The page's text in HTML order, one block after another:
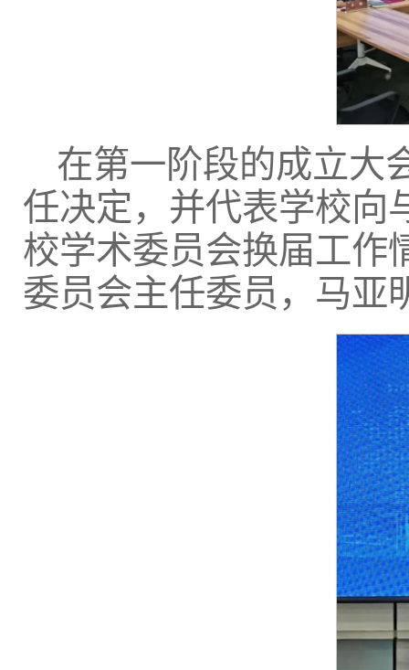
在第一阶段的成立大
任决定，并代表学校向
校学术委员会换届工作
委员会主任委员，马亚